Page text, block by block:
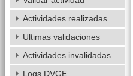
Actividades realizadas
Ultimas validaciones
Actividades invalidadas
Logs DVGE